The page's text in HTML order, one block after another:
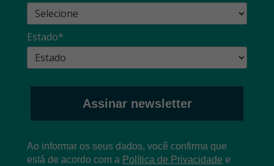
Estado*
Assinar newsletter
Ao informar os seus dados, você confirma que
está de acordo com a Política de Privacidade e